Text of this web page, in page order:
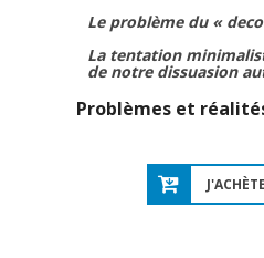
Le problème du «
La tentation
de notre dissuasion
Problèmes et
J'ACHÈTE